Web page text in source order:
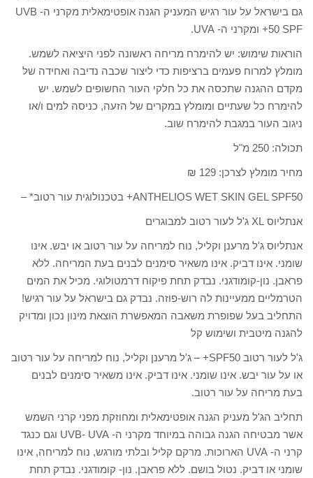
גם בישראל על עור רגיש המעניק הגנה אופטימאלית מקרני ה- UVB
+50 SPF ומקרני ה- UVA.
הוראות שימוש: יש להימרח מריחה ראשונה לפני היציאה לשמש.
מומלץ למרוח פעמים ברציפות כדי ליצור שכבה נדיבה ואחידה של
מקדם ההגנה שתכסה את כל חלקי העור החשופים לשמש. יש
להימרח כל שעתיים ומומלץ במקרים של הזעה, כניסה למים ו/או
ניגוב העור במגבת להימרח שוב.
תכולה: 250 מ"ל
מחיר מומלץ לצרכן: 129 ₪
ANTHELIOS WET SKIN GEL SPF50+ בטכנולוגית עור רטוב* –
אנתליוס XL ג'ל לעור רטוב למבוגרים
אנתליוס ג'ל מרענן וקליל, נוח למריחה על עור רטוב או יבש. אינו
שומני. אינו דביק. אינו משאיר סימנים לבנים בעת המריחה. ללא
פראבן. נון-קומודגני. נבדק תחת פיקוח דרמטולוגי. מכיל את המים
הטרמליים ממעיינות לה רוש-פוזה. נבדק גם בישראל על עור רגיש!
התחליב בעל שפופרת משאבה המאפשרת הוצאת מינון נכון ומדויק
להגנה מיטבית ושימוש קל
ג'ל לעור רטוב SPF50+ – ג'ל מרענן וקליל, נוח למריחה על עור רטוב
או על עור יבש. אינו שומני. אינו דביק. אינו משאיר סימנים לבנים
בעת מריחה על עור רטוב.
תחליב הג'ל מעניק הגנה אופטימאלית ומחוזקת מפני קרני השמש
אשר מבטיחה הגנה גבוהה במיוחד מקרני ה- UVB- UVA וגם כנגד
קרני ה- UVA הארוכות. מרקם קליל ובלתי מורגש, נוח למריחה, אינו
שומני או דביק. נטול בושם. ללא פראבן. נון- קומודגני. נבדק תחת